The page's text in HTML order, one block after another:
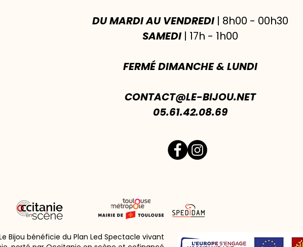
DU MARDI AU VENDREDI| 8h00 - 00h30
SAMEDI| 17h - 1h00
FERMÉ DIMANCHE & LUNDI
CONTACT@LE-BIJOU.NET
05.61.42.08.69
Bijou bénéficie du Plan Led Spectacle vivant